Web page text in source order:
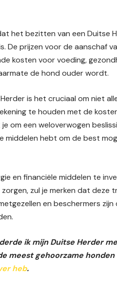
het bezitten van een Duitse
De prijzen voor de aanschaf
kosten voor voeding,
de hond ouder wordt.
is het cruciaal om niet
te houden met de
om een weloverwogen
hebt om de best
en financiële middelen te
zul je merken dat deze
en beschermers zijn
ik mijn Duitse Herder
meest gehoorzame honden
heb.